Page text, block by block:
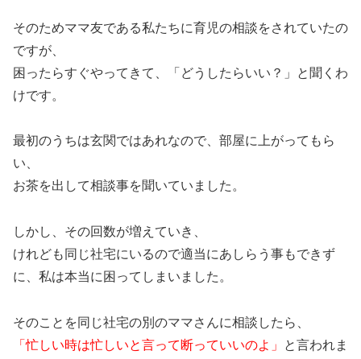
そのためママ友である私たちに育児の相談をされていたの
ですが、
困ったらすぐやってきて、「どうしたらいい？」と聞くわ
けです。
最初のうちは玄関ではあれなので、部屋に上がってもら
い、
お茶を出して相談事を聞いていました。
しかし、その回数が増えていき、
けれども同じ社宅にいるので適当にあしらう事もできず
に、私は本当に困ってしまいました。
そのことを同じ社宅の別のママさんに相談したら、
「忙しい時は忙しいと言って断っていいのよ」
と言われま